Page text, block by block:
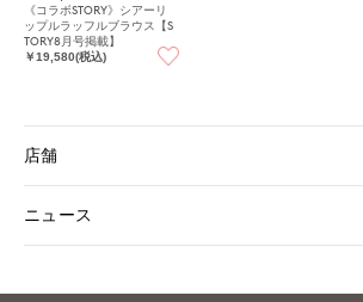
《コラボSTORY》シアーリ
ップルラッフルブラウス【S
TORY8月号掲載】
￥19,580(税込)
店舗
ニュース